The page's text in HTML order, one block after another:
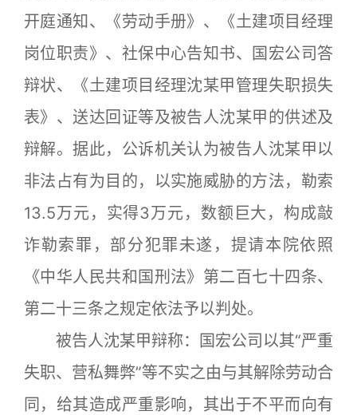
开庭通知、《劳动手册》、《土建项目经理
岗位职责》、社保中心告知书、国宏公司答
辩状、《土建项目经理沈某甲管理失职损失
表》、送达回证等及被告人沈某甲的供述及
辩解。据此，公诉机关认为被告人沈某甲以
非法占有为目的，以实施威胁的方法，勒索
13.5万元，实得3万元，数额巨大，构成敲
诈勒索罪，部分犯罪未遂，提请本院依照
《中华人民共和国刑法》第二百七十四条、
第二十三条之规定依法予以判处。
被告人沈某甲辩称：国宏公司以其“严重
失职、营私舞弊”等不实之由与其解除劳动合
同，给其造成严重影响，其出于不平而向有